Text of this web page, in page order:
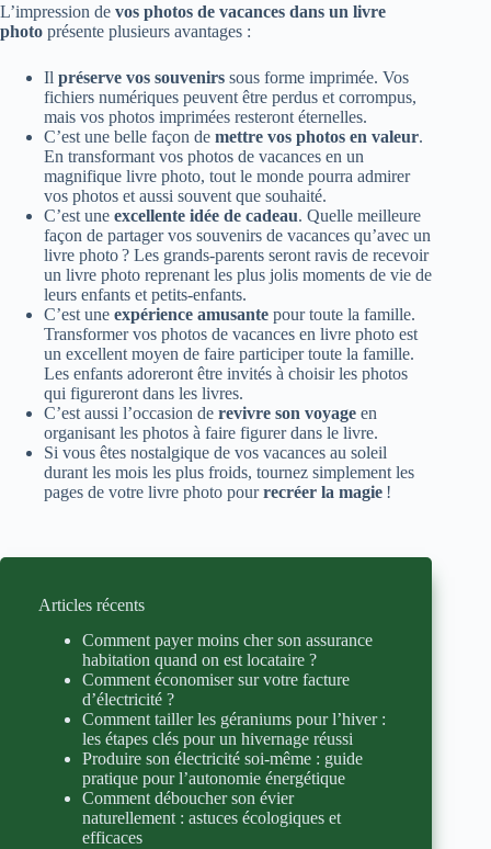
L’impression de vos photos de vacances dans un livre
photo présente plusieurs avantages :
Il préserve vos souvenirs sous forme imprimée. Vos
fichiers numériques peuvent être perdus et corrompus,
mais vos photos imprimées resteront éternelles.
C’est une belle façon de mettre vos photos en valeur.
En transformant vos photos de vacances en un
magnifique livre photo, tout le monde pourra admirer
vos photos et aussi souvent que souhaité.
C’est une excellente idée de cadeau. Quelle meilleure
façon de partager vos souvenirs de vacances qu’avec un
livre photo ? Les grands-parents seront ravis de recevoir
un livre photo reprenant les plus jolis moments de vie de
leurs enfants et petits-enfants.
C’est une expérience amusante pour toute la famille.
Transformer vos photos de vacances en livre photo est
un excellent moyen de faire participer toute la famille.
Les enfants adoreront être invités à choisir les photos
qui figureront dans les livres.
C’est aussi l’occasion de revivre son voyage en
organisant les photos à faire figurer dans le livre.
Si vous êtes nostalgique de vos vacances au soleil
durant les mois les plus froids, tournez simplement les
pages de votre livre photo pourrecréer la magie !
Articles récents
Comment payer moins cher son assurance
habitation quand on est locataire ?
Comment économiser sur votre facture
d’électricité ?
Comment tailler les géraniums pour l’hiver :
les étapes clés pour un hivernage réussi
Produire son électricité soi-même : guide
pratique pour l’autonomie énergétique
Comment déboucher son évier
naturellement : astuces écologiques et
efficaces